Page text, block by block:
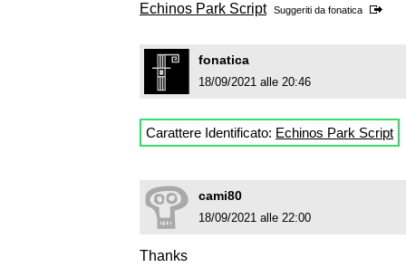
Echinos Park Script Suggeriti da fonatica
fonatica
18/09/2021 alle 20:46
Carattere Identificato: Echinos Park Script
cami80
18/09/2021 alle 22:00
Thanks